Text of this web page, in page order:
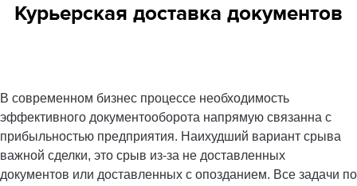
Курьерская доставка документов
В современном бизнес процессе необходимость
эффективного документооборота напрямую связанна с
прибыльностью предприятия. Наихудший вариант срыва
важной сделки, это срыв из-за не доставленных
документов или доставленных с опозданием. Все задачи по